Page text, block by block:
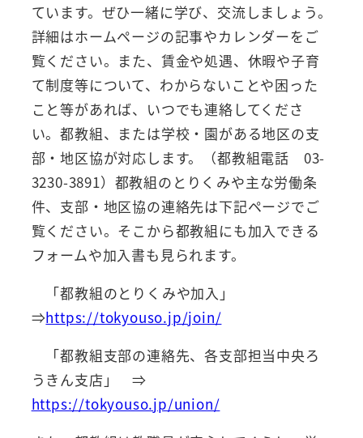
ています。ぜひ一緒に学び、交流しましょう。
詳細はホームページの記事やカレンダーをご
覧ください。また、賃金や処遇、休暇や子育
て制度等について、わからないことや困った
こと等があれば、いつでも連絡してくださ
い。都教組、または学校・園がある地区の支
部・地区協が対応します。（都教組電話 03-
3230-3891）都教組のとりくみや主な労働条
件、支部・地区協の連絡先は下記ページでご
覧ください。そこから都教組にも加入できる
フォームや加入書も見られます。
「都教組のとりくみや加入」
⇒https://tokyouso.jp/join/
「都教組支部の連絡先、各支部担当中央ろ
うきん支店」 ⇒
https://tokyouso.jp/union/